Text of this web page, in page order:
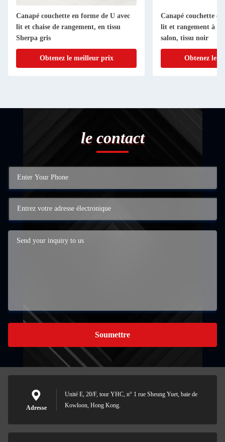
Canapé couchette en forme de U avec
lit et chaise de rangement, en tissu
Sherpa gris
Obtenez le meilleur prix
Canapé couchette
lit et rangement à
salon, tissu noir
Obtenez le
le contact
Soumettre
Adresse
Unité E, 20/F, tour YHC, n° 1 rue Sheung Yuet, baie de
Kowloon, Hong Kong.